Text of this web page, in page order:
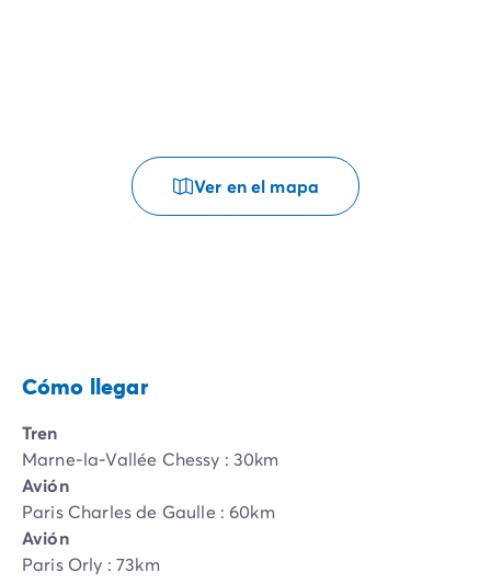
Ver en el mapa
Cómo llegar
Tren
Marne-la-Vallée Chessy : 30km
Avión
Paris Charles de Gaulle : 60km
Avión
Paris Orly : 73km